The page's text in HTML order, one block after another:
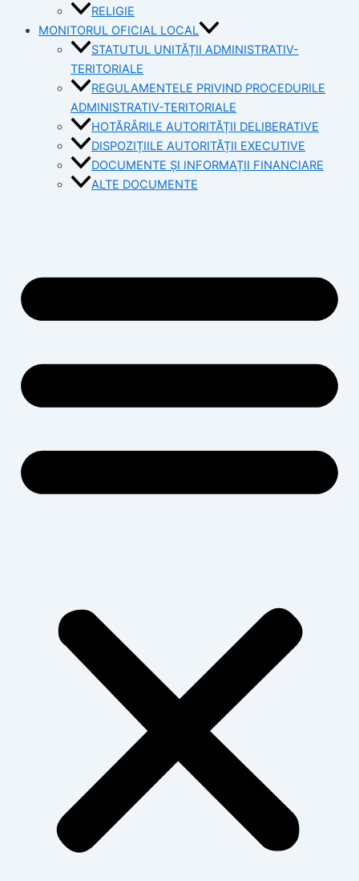
RELIGIE
MONITORUL OFICIAL LOCAL
STATUTUL UNITĂȚII ADMINISTRATIV-
TERITORIALE
REGULAMENTELE PRIVIND PROCEDURILE
ADMINISTRATIV-TERITORIALE
HOTĂRÂRILE AUTORITĂȚII DELIBERATIVE
DISPOZIȚIILE AUTORITĂȚII EXECUTIVE
DOCUMENTE ȘI INFORMAȚII FINANCIARE
ALTE DOCUMENTE